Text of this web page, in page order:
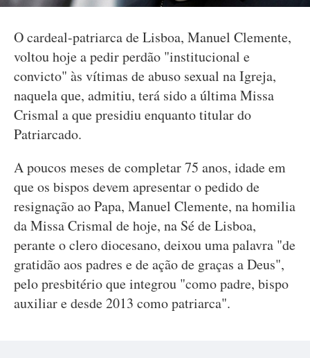
O cardeal-patriarca de Lisboa, Manuel Clemente,
voltou hoje a pedir perdão "institucional e
convicto" às vítimas de abuso sexual na Igreja,
naquela que, admitiu, terá sido a última Missa
Crismal a que presidiu enquanto titular do
Patriarcado.
A poucos meses de completar 75 anos, idade em
que os bispos devem apresentar o pedido de
resignação ao Papa, Manuel Clemente, na homilia
da Missa Crismal de hoje, na Sé de Lisboa,
perante o clero diocesano, deixou uma palavra "de
gratidão aos padres e de ação de graças a Deus",
pelo presbitério que integrou "como padre, bispo
auxiliar e desde 2013 como patriarca".